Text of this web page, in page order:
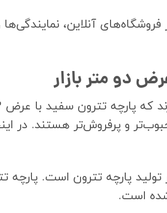
آنلاین،
دو متر بازار
و پرفروش‌تر هستند. در
است.